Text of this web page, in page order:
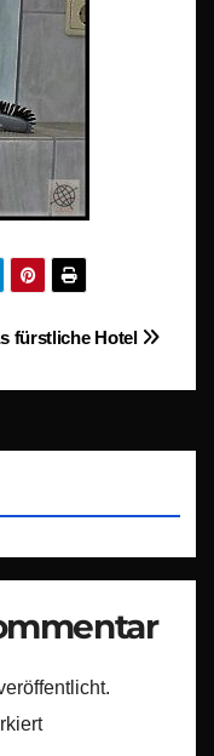
fürstliche Hotel